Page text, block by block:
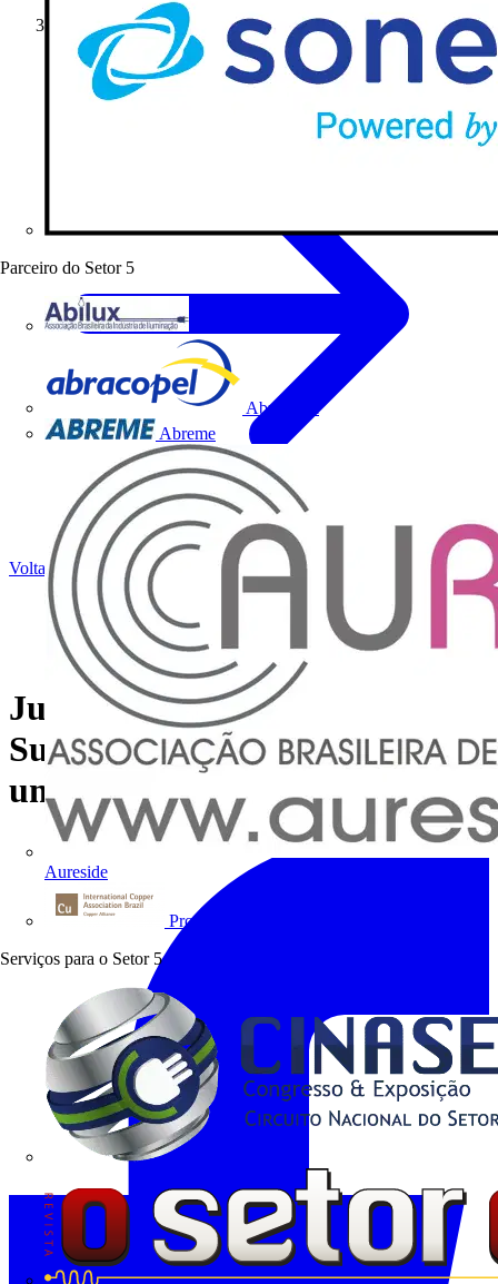
Parceiro do Setor 5
Abracopel
Abreme
Aureside
Procobre
Serviços para o Setor 5
Notícias do Setor
Voltar para Notícias
Junte-se a nós no Innovation
Summit Brasil, o caminho para
um Brasil sustentável